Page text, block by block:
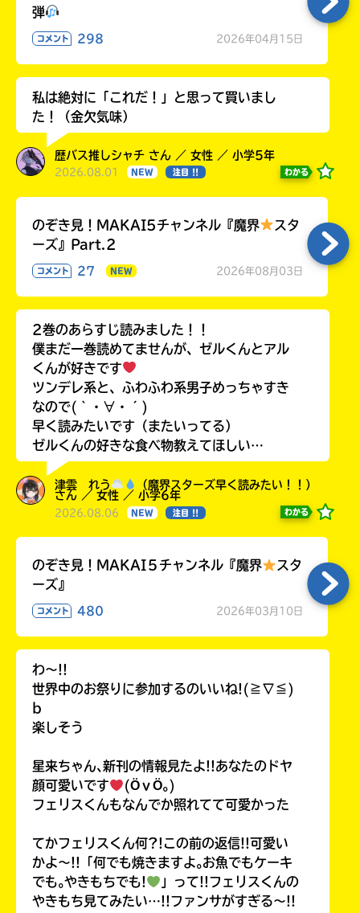
弾
コメント 298 2026年04月15日
私は絶対に「これだ！」と思って買いまし
た！（金欠気味）
歴バス推しシャチ さん ／ 女性 ／ 小学5年
2026.08.01 NEW 注目 !! わかる
のぞき見！MAKAI5チャンネル『魔界
スタ
ーズ』Part.2
コメント 27 NEW 2026年08月03日
2巻のあらすじ読みました！！
僕まだ一巻読めてませんが、ゼルくんとアル
くんが好きです
ツンデレ系と、ふわふわ系男子めっちゃすき
なので(｀・∀・´)
早く読みたいです（またいってる）
ゼルくんの好きな食べ物教えてほしい…
津雲 れう
（魔界スターズ早く読みたい！！）
さん ／ 女性 ／ 小学6年
2026.08.06 NEW 注目 !! わかる
のぞき見！MAKAI５チャンネル『魔界
スタ
ーズ』
コメント 480 2026年03月10日
わ〜!!
世界中のお祭りに参加するのいいね!(≧∇≦)
b
楽しそう
星来ちゃん､新刊の情報見たよ!!あなたのドヤ
顔可愛いです
(ӦｖӦ｡)
フェリスくんもなんでか照れてて可愛かった
てかフェリスくん何?!この前の返信!!可愛い
かよ〜!!「何でも焼きますよ｡お魚でもケーキ
でも｡やきもちでも!
」って!!フェリスくんの
やきもち見てみたい…!!ファンサがすぎる〜!!